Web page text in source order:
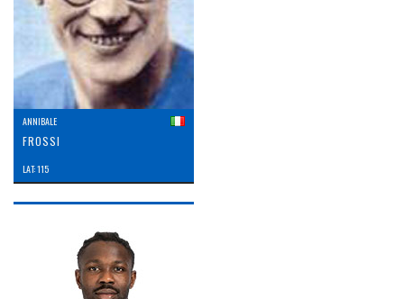
ANNIBALE
FROSSI
LAT: 115